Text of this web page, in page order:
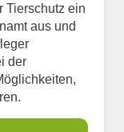
Tierschutz ein
aus und
der